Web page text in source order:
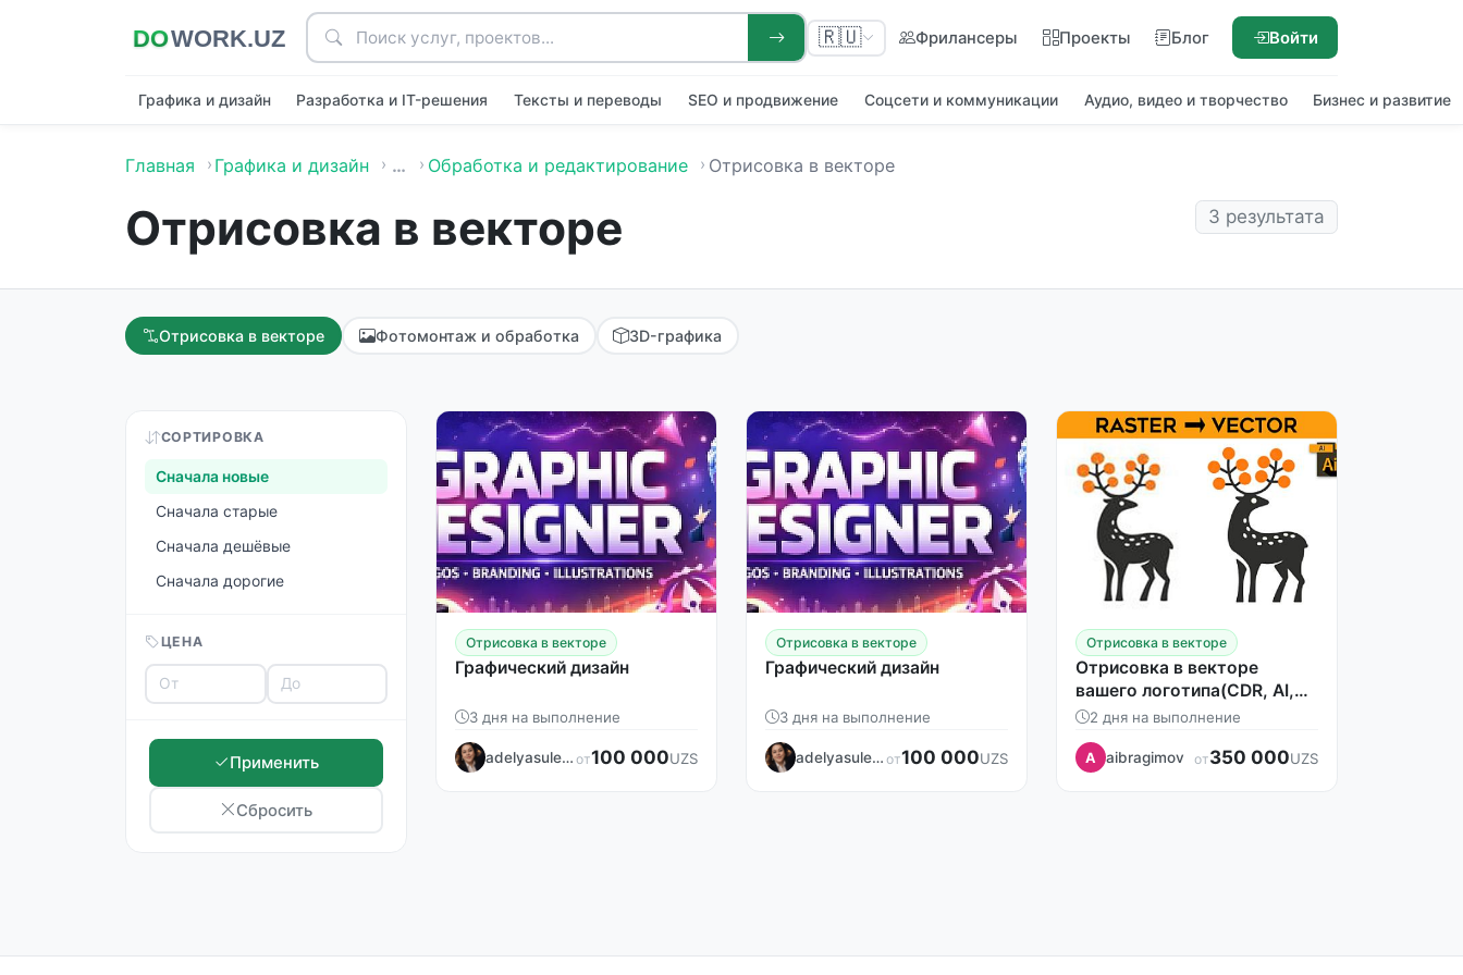
🇷🇺 Фрилансеры Проекты Блог Войти
Графика и дизайн Разработка и IT-решения Тексты и переводы SEO и продвижение Соцсети и коммуникации Аудио, видео и творчество Бизнес и развитие
Главная Графика и дизайн … Обработка и редактирование Отрисовка в векторе
Отрисовка в векторе 3 результата
Отрисовка в векторе Фотомонтаж и обработка 3D-графика
СОРТИРОВКА
Сначала новые
Сначала старые
Сначала дешёвые
Сначала дорогие
ЦЕНА
Применить
Сбросить
Отрисовка в векторе
Графический дизайн
3 дня на выполнение
adelyasuleymanova от100 000UZS
Отрисовка в векторе
Графический дизайн
3 дня на выполнение
adelyasuleymanova от100 000UZS
Отрисовка в векторе
Отрисовка в векторе
вашего логотипа(CDR, AI,
EPS, SVG, PDF)
2 дня на выполнение
A aibragimov от350 000UZS